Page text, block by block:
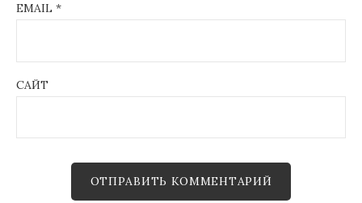
EMAIL *
САЙТ